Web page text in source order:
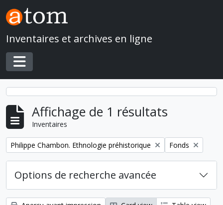
Skip to main content
Inventaires et archives en ligne
Toggle navigation
Affichage de 1 résultats
Inventaires
Remove filter:
Philippe Chambon. Ethnologie préhistorique Remove filter:
Fonds
Options de recherche avancée